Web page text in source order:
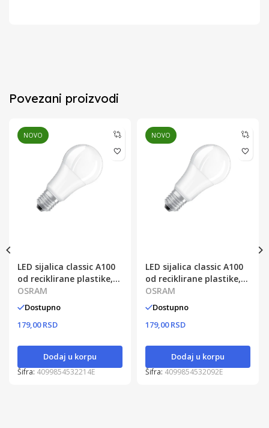
Povezani proizvodi
NOVO
LED sijalica classic A100
od reciklirane plastike,
13W, 6500K, E27 OSRAM
OSRAM
Dostupno
179,00 RSD
Dodaj u korpu
Šifra: 4099854532214E
NOVO
LED sijalica classic A100
od reciklirane plastike,
13W, 4000K, E27 OSRAM
OSRAM
Dostupno
179,00 RSD
Dodaj u korpu
Šifra: 4099854532092E